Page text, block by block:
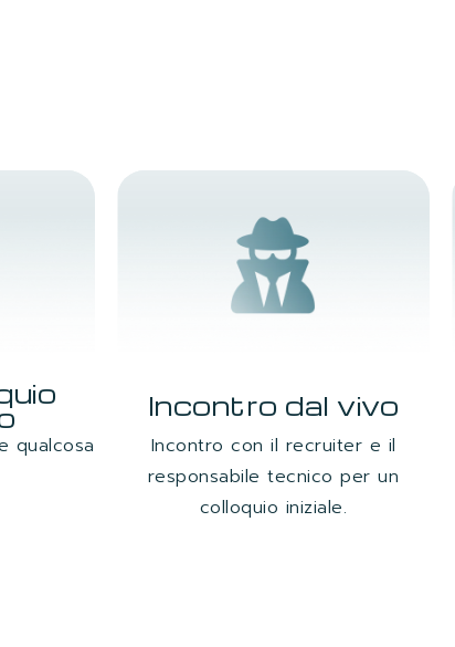
qualcosa
Incontro dal vivo
Incontro con il recruiter e il
responsabile tecnico per un
colloquio iniziale.